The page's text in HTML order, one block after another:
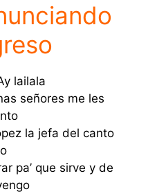
lailala
señores me les
la jefa del canto
pa’ que sirve y de